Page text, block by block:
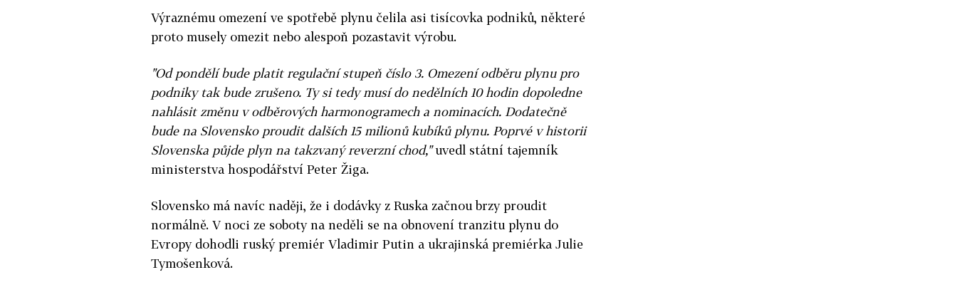
Výraznému omezení ve spotřebě plynu čelila asi tisícovka podniků, některé
proto musely omezit nebo alespoň pozastavit výrobu.
"Od pondělí bude platit regulační stupeň číslo 3. Omezení odběru plynu pro
podniky tak bude zrušeno. Ty si tedy musí do nedělních 10 hodin dopoledne
nahlásit změnu v odběrových harmonogramech a nominacích. Dodatečně
bude na Slovensko proudit dalších 15 milionů kubíků plynu. Poprvé v historii
Slovenska půjde plyn na takzvaný reverzní chod,"uvedl státní tajemník
ministerstva hospodářství Peter Žiga.
Slovensko má navíc naději, že i dodávky z Ruska začnou brzy proudit
normálně. V noci ze soboty na neděli se na obnovení tranzitu plynu do
Evropy dohodli ruský premiér Vladimir Putin a ukrajinská premiérka Julie
Tymošenková.